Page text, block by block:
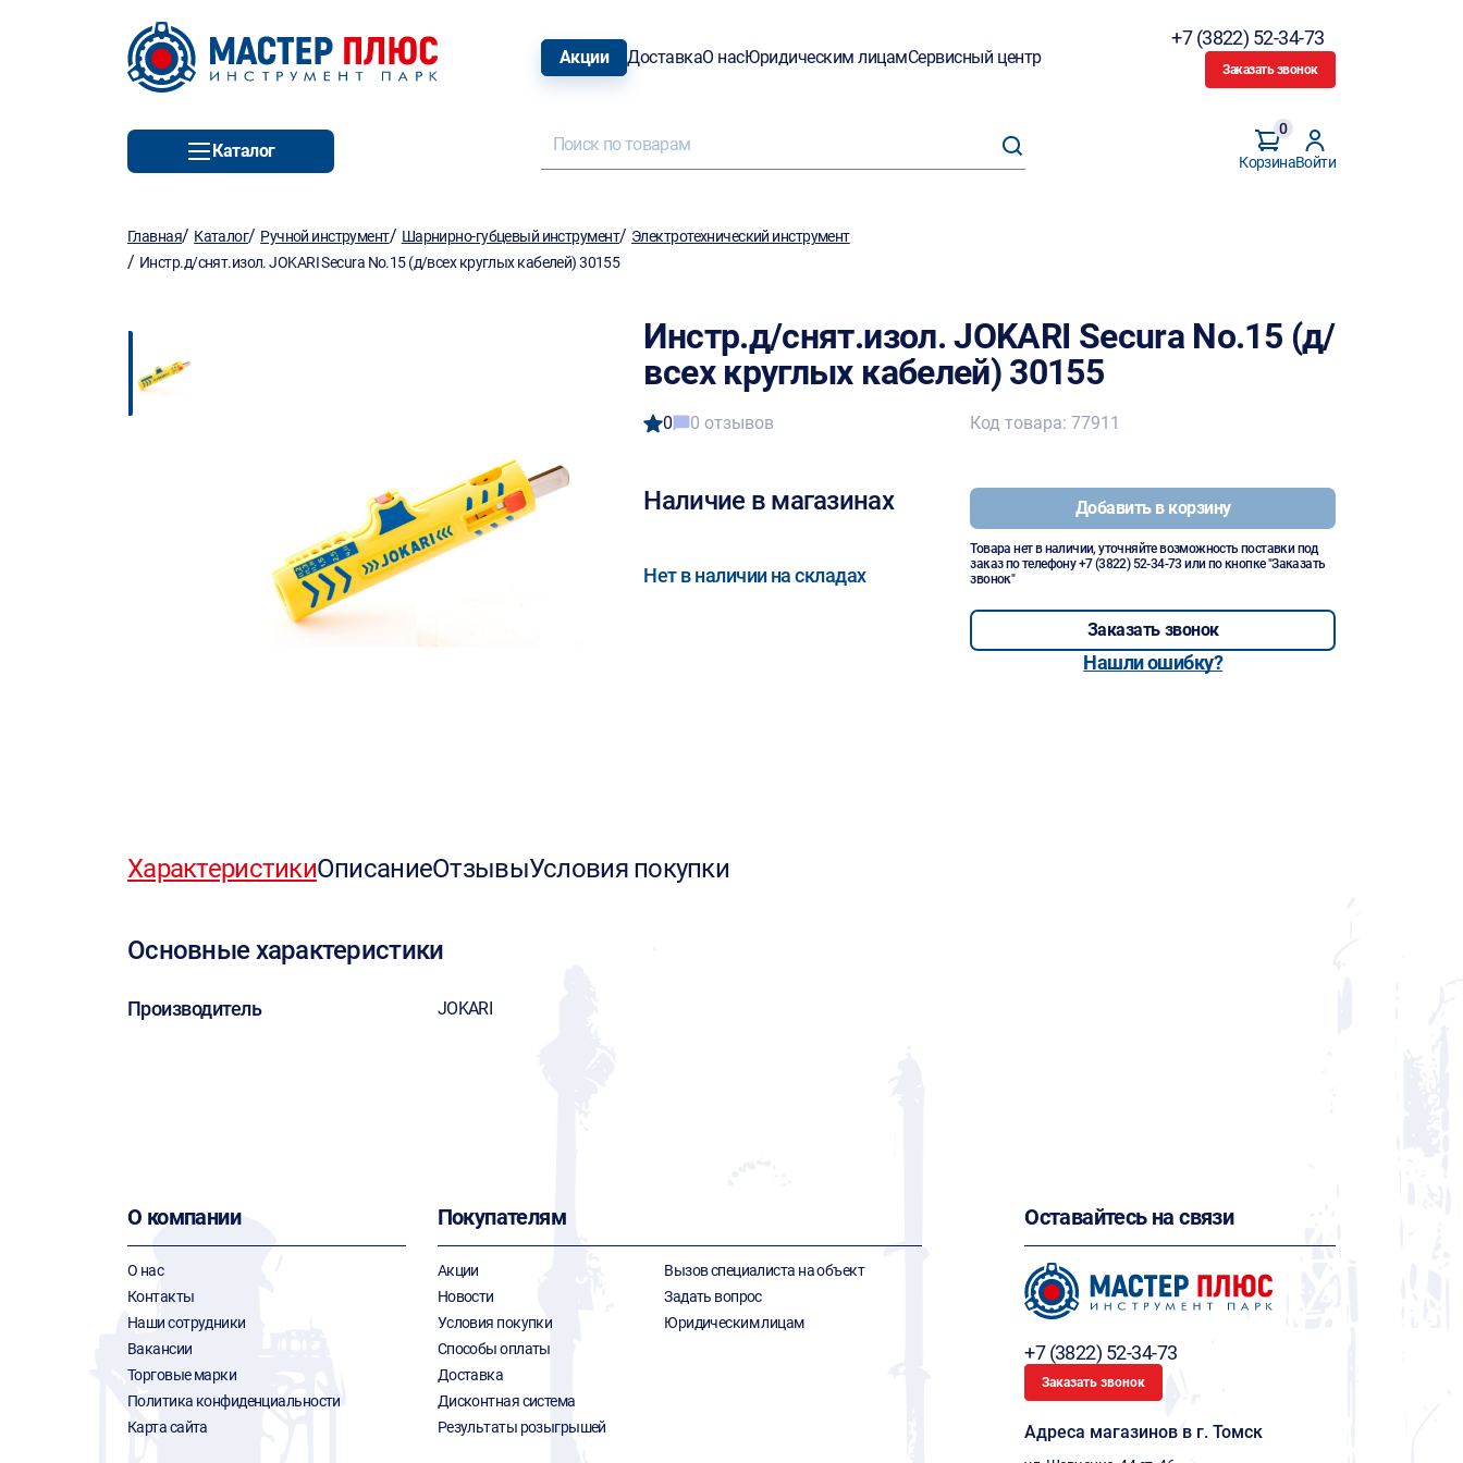
Акции ДоставкаО насЮридическим лицамСервисный центр
+7 (3822) 52-34-73
Заказать звонок
Каталог
Корзина
0
Войти
Главная/ Каталог/ Ручной инструмент/ Шарнирно-губцевый инструмент/ Электротехнический инструмент
/ Инстр.д/снят.изол. JOKARI Secura No.15 (д/всех круглых кабелей) 30155
Инстр.д/снят.изол. JOKARI Secura No.15 (д/
всех круглых кабелей) 30155
0 0 отзывов
Наличие в магазинах
Нет в наличии на складах
Код товара: 77911
Добавить в корзину
Товара нет в наличии, уточняйте возможность поставки под
заказ по телефону+7 (3822) 52-34-73 или по кнопке "Заказать
звонок"
Заказать звонок
Нашли ошибку?
ХарактеристикиОписаниеОтзывыУсловия покупки
Основные характеристики
Производитель JOKARI
О компании
О нас
Контакты
Наши сотрудники
Вакансии
Торговые марки
Политика конфиденциальности
Карта сайта
Покупателям
Акции
Новости
Условия покупки
Способы оплаты
Доставка
Дисконтная система
Результаты розыгрышей
Вызов специалиста на объект
Задать вопрос
Юридическим лицам
Оставайтесь на связи
+7 (3822) 52-34-73
Заказать звонок
Адреса магазинов в г. Томск